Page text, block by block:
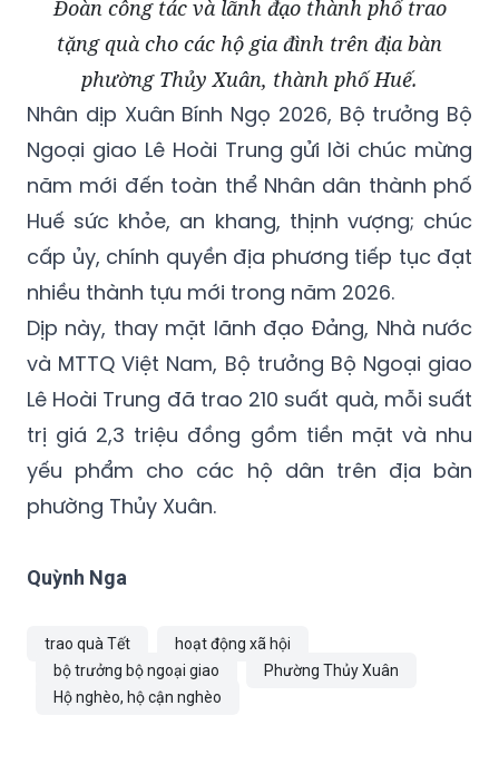
phường Thủy Xuân, thành phố Huế.
Nhân dịp Xuân Bính Ngọ 2026, Bộ trưởng Bộ
Ngoại giao Lê Hoài Trung gửi lời chúc mừng
năm mới đến toàn thể Nhân dân thành phố
Huế sức khỏe, an khang, thịnh vượng; chúc
cấp ủy, chính quyền địa phương tiếp tục đạt
nhiều thành tựu mới trong năm 2026.
Dịp này, thay mặt lãnh đạo Đảng, Nhà nước
và MTTQ Việt Nam, Bộ trưởng Bộ Ngoại giao
Lê Hoài Trung đã trao 210 suất quà, mỗi suất
trị giá 2,3 triệu đồng gồm tiền mặt và nhu
yếu phẩm cho các hộ dân trên địa bàn
phường Thủy Xuân.
Quỳnh Nga
trao quà Tết
Hộ nghèo, hộ cận nghèo